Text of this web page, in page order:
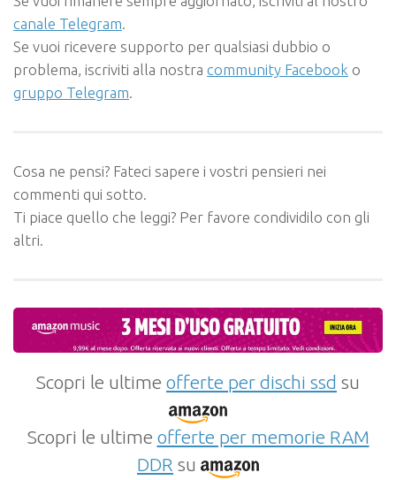
canale Telegram
Se vuoi ricevere supporto per qualsiasi dubbio o
problema, iscriviti alla nostra community Facebook o
gruppo Telegram
Cosa ne pensi? Fateci sapere i vostri pensieri nei
commenti qui sotto.
Ti piace quello che leggi? Per favore condividilo con gli
altri.
Scopri le ultime offerte per dischi ssd su
Scopri le ultime offerte per memorie RAM
DDR su